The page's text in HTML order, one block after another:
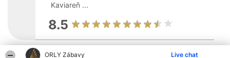
ORLY Zábavy Live chat
Kaviareň ...
8.5